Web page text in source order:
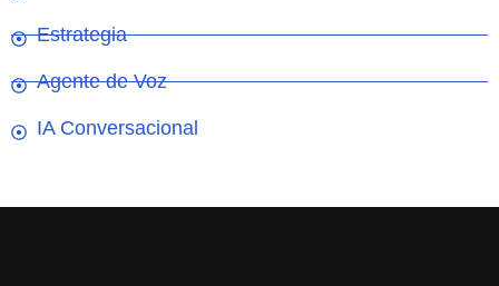
Estrategia
Agente de Voz
IA Conversacional